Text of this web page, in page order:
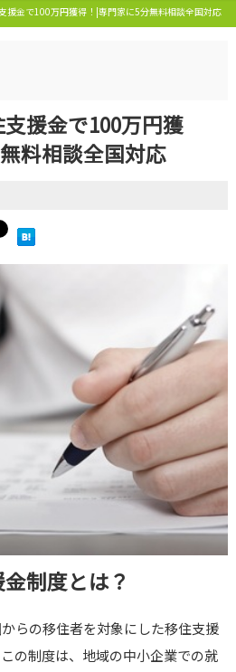
援金で100万円獲得！|専門家に5分無料相談全国対応
援金で100万円獲
料相談全国対応
制度とは？
らの移住者を対象にした移住支援
の制度は、地域の中小企業での就